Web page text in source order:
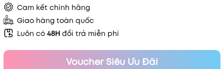
Cam kết chính hãng
Giao hàng toàn quốc
Luôn có 48H đổi trả miễn phí
Voucher Siêu Ưu Đãi